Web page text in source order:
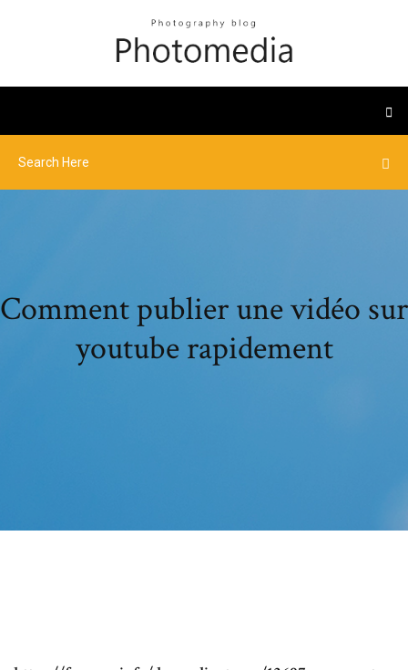
Comment publier une vidéo sur
youtube rapidement